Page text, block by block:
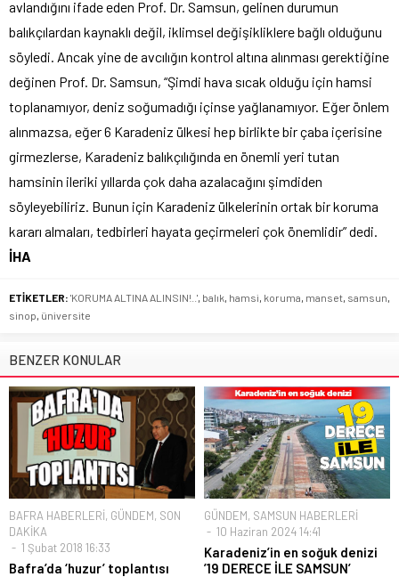
avlandığını ifade eden Prof. Dr. Samsun, gelinen durumun
balıkçılardan kaynaklı değil, iklimsel değişikliklere bağlı olduğunu
söyledi. Ancak yine de avcılığın kontrol altına alınması gerektiğine
değinen Prof. Dr. Samsun, “Şimdi hava sıcak olduğu için hamsi
toplanamıyor, deniz soğumadığı içinse yağlanamıyor. Eğer önlem
alınmazsa, eğer 6 Karadeniz ülkesi hep birlikte bir çaba içerisine
girmezlerse, Karadeniz balıkçılığında en önemli yeri tutan
hamsinin ileriki yıllarda çok daha azalacağını şimdiden
söyleyebiliriz. Bunun için Karadeniz ülkelerinin ortak bir koruma
kararı almaları, tedbirleri hayata geçirmeleri çok önemlidir” dedi.
İHA
ETİKETLER: 'KORUMA ALTINA ALINSIN!..', balık, hamsi, koruma, manset, samsun,
sinop, üniversite
BENZER KONULAR
BAFRA HABERLERİ, GÜNDEM, SON
DAKİKA
1 Şubat 2018 16:33
Bafra’da ‘huzur’ toplantısı
GÜNDEM, SAMSUN HABERLERİ
10 Haziran 2024 14:41
Karadeniz’in en soğuk denizi
’19 DERECE İLE SAMSUN’